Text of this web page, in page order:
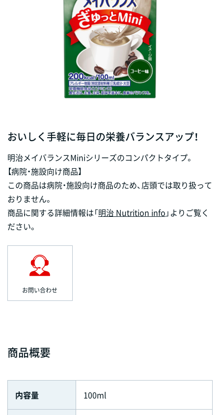
おいしく手軽に毎日の栄養バランスアップ！
明治メイバランスMiniシリーズのコンパクトタイプ。
【病院・施設向け商品】
この商品は病院・施設向け商品のため、店頭では取り扱って
おりません。
商品に関する詳細情報は「明治 Nutrition info 」よりご覧く
ださい。
お問い合わせ
商品概要
内容量 100ml